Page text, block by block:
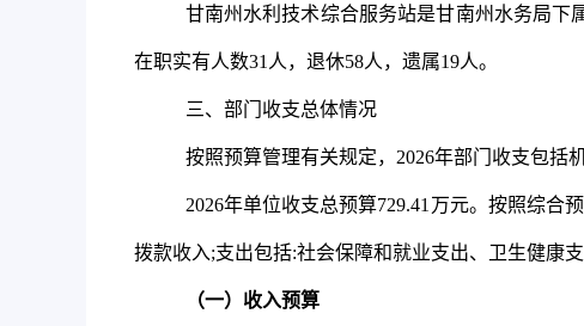
甘南州水利技术综合服务站是甘南州水务局下
在职实有人数31 人，退休58人，遗属19人。
三、部门收支总体情况
按照预算管理有关规定， 2026年部门收支包括
2026年单位收支总预算729.41 万元。按照综合
拨款收入;支出包括:社会保障和就业支出、卫生健康
（一）收入预算